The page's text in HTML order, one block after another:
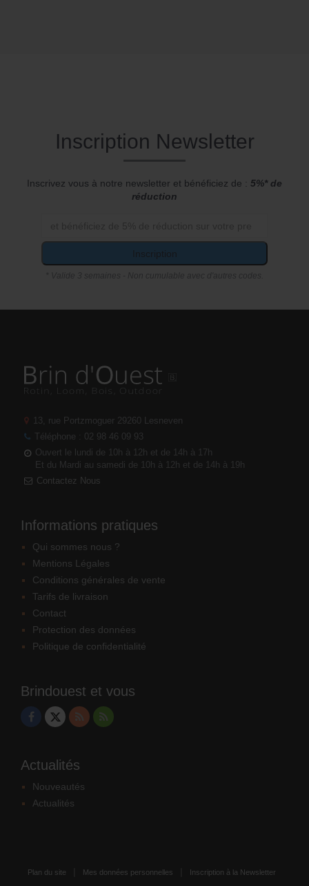
Inscription Newsletter
Inscrivez vous à notre newsletter et bénéficiez de : 5%* de
réduction
Inscription
13, rue Portzmoguer 29260 Lesneven
Téléphone : 02 98 46 09 93
Ouvert le lundi de 10h à 12h et de 14h à 17h
Et du Mardi au samedi de 10h à 12h et de 14h à 19h
Contactez Nous
Informations pratiques
Qui sommes nous ?
Mentions Légales
Conditions générales de vente
Tarifs de livraison
Contact
Protection des données
Politique de confidentialité
Brindouest et vous
Actualités
Nouveautés
Actualités
Plan du site Mes données personnelles Inscription à la Newsletter